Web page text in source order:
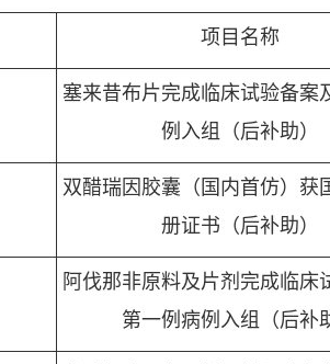
项目名称
塞来昔布片完成临床试验备案
例入组（后补助）
双醋瑞因胶囊（国内首仿）获
册证书（后补助）
阿伐那非原料及片剂完成临床
第一例病例入组（后补